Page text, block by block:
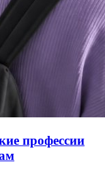
профессии